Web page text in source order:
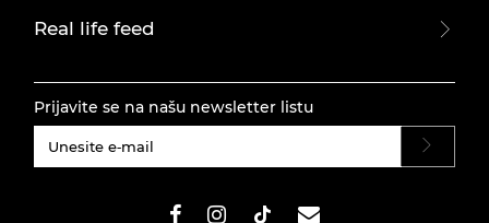
Real life feed
Prijavite se na našu newsletter listu